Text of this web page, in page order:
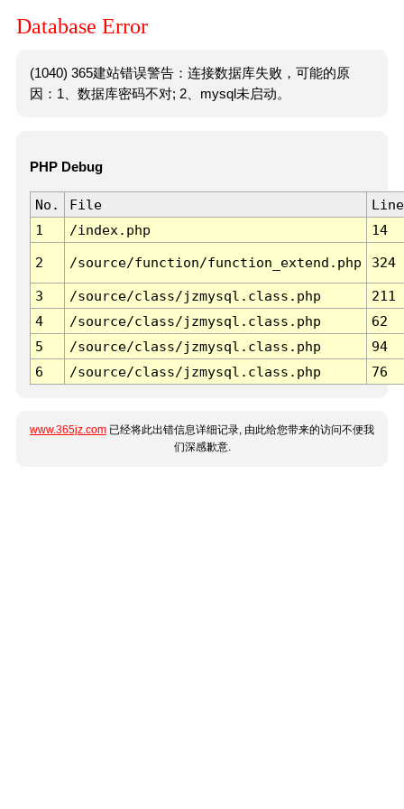
Database Error
(1040) 365建站错误警告：连接数据库失败，可能的原
因：1、数据库密码不对; 2、mysql未启动。
PHP Debug
No. File
Line
1
/index.php 14
2 /source/function/function_extend.php 324
3 /source/class/jzmysql.class.php
211
4
/source/class/jzmysql.class.php
62
5
/source/class/jzmysql.class.php
94
6
/source/class/jzmysql.class.php 76
www.365jz.com 已经将此出错信息详细记录, 由此给您带来的访问不便我
们深感歉意.